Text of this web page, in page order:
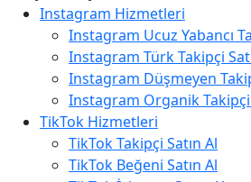
Instagram Hizmetleri
Instagram Ucuz Yabancı
Instagram Türk Takipçi
Instagram Düşmeyen
Instagram Organik Takipçi
TikTok Hizmetleri
TikTok Takipçi Satın Al
TikTok Beğeni Satın Al